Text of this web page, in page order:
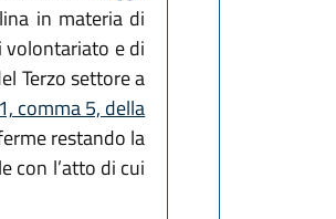
in materia di
volontariato e di
Terzo settore a
comma 5, della
restando la
con l’atto di cui